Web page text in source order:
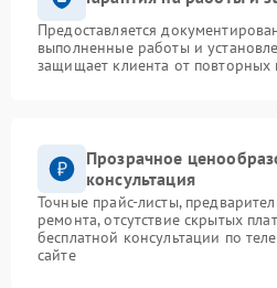
Предоставляется
выполненные работы и
защищает клиента от повторных
Прозрачное
консультация
Точные прайс-листы,
ремонта, отсутствие скрытых
бесплатной консультации по
сайте